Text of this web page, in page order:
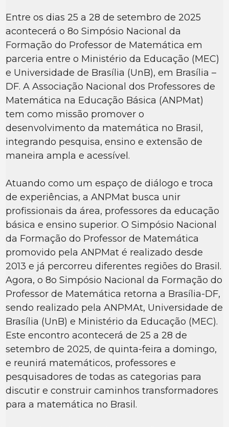
Entre os dias 25 a 28 de setembro de 2025
acontecerá o 8o Simpósio Nacional da
Formação do Professor de Matemática em
parceria entre o Ministério da Educação (MEC)
e Universidade de Brasília (UnB), em Brasília –
DF. A Associação Nacional dos Professores de
Matemática na Educação Básica (ANPMat)
tem como missão promover o
desenvolvimento da matemática no Brasil,
integrando pesquisa, ensino e extensão de
maneira ampla e acessível.
Atuando como um espaço de diálogo e troca
de experiências, a ANPMat busca unir
profissionais da área, professores da educação
básica e ensino superior. O Simpósio Nacional
da Formação do Professor de Matemática
promovido pela ANPMat é realizado desde
2013 e já percorreu diferentes regiões do Brasil.
Agora, o 8o Simpósio Nacional da Formação do
Professor de Matemática retorna a Brasília-DF,
sendo realizado pela ANPMAt, Universidade de
Brasília (UnB) e Ministério da Educação (MEC).
Este encontro acontecerá de 25 a 28 de
setembro de 2025, de quinta-feira a domingo,
e reunirá matemáticos, professores e
pesquisadores de todas as categorias para
discutir e construir caminhos transformadores
para a matemática no Brasil.